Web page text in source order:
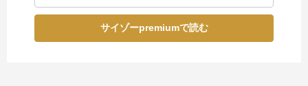
サイゾーpremiumで読む